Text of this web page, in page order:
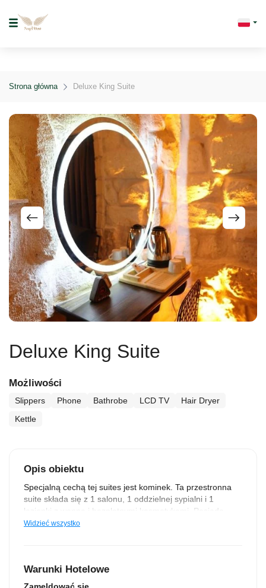
Strona główna Deluxe King Suite
Deluxe King Suite
Możliwości
Slippers Phone Bathrobe LCD TV
Hair Dryer
Kettle
Opis obiektu
Specjalną cechą tej suites jest kominek. Ta przestronna
suite składa się z 1 salonu, 1 oddzielnej sypialni i 1
łazienki z wanną i bezpłatnymi kosmetykami. Posiada
taras z widokiem na ogród, a także zapewnia prywatne
Widzieć wszystko
Warunki Hotelowe